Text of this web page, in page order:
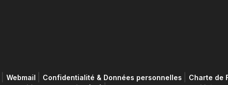
Webmail Confidentialité & Données personnelles Charte de